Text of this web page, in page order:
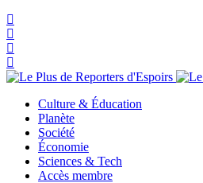
Culture & Éducation
Planète
Société
Économie
Sciences & Tech
Accès membre